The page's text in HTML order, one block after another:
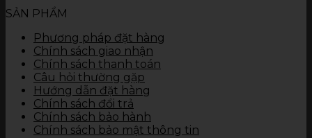
SẢN PHẨM
Phương pháp đặt hàng
Chính sách giao nhận
Chính sách thanh toán
Câu hỏi thường gặp
Hướng dẫn đặt hàng
Chính sách đổi trả
Chính sách bảo hành
Chính sách bảo mật thông tin